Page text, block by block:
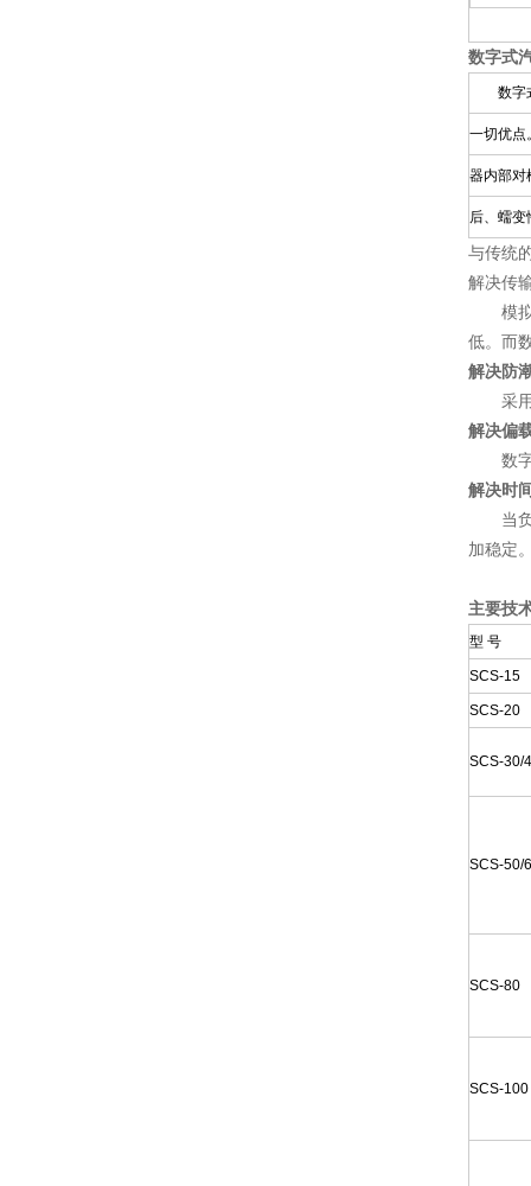
数字式
数字式
一切优点
器内部对
后、蠕变
与传统
解决传
模拟
低。而
解决防
采用
解决偏
数字
解决时
当负
加稳定
主要技
型 号
SCS-15
SCS-20
SCS-30/
SCS-50/
SCS-80
SCS-100